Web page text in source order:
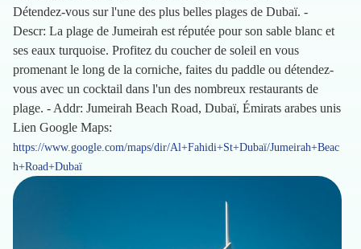
Détendez-vous sur l'une des plus belles plages de Dubaï. -
Descr: La plage de Jumeirah est réputée pour son sable blanc et
ses eaux turquoise. Profitez du coucher de soleil en vous
promenant le long de la corniche, faites du paddle ou détendez-
vous avec un cocktail dans l'un des nombreux restaurants de
plage. - Addr: Jumeirah Beach Road, Dubaï, Émirats arabes unis
Lien Google Maps:
https://www.google.com/maps/dir/Al+Fahidi+St+Dubaï/Jumeirah+Beac
h+Road+Dubaï